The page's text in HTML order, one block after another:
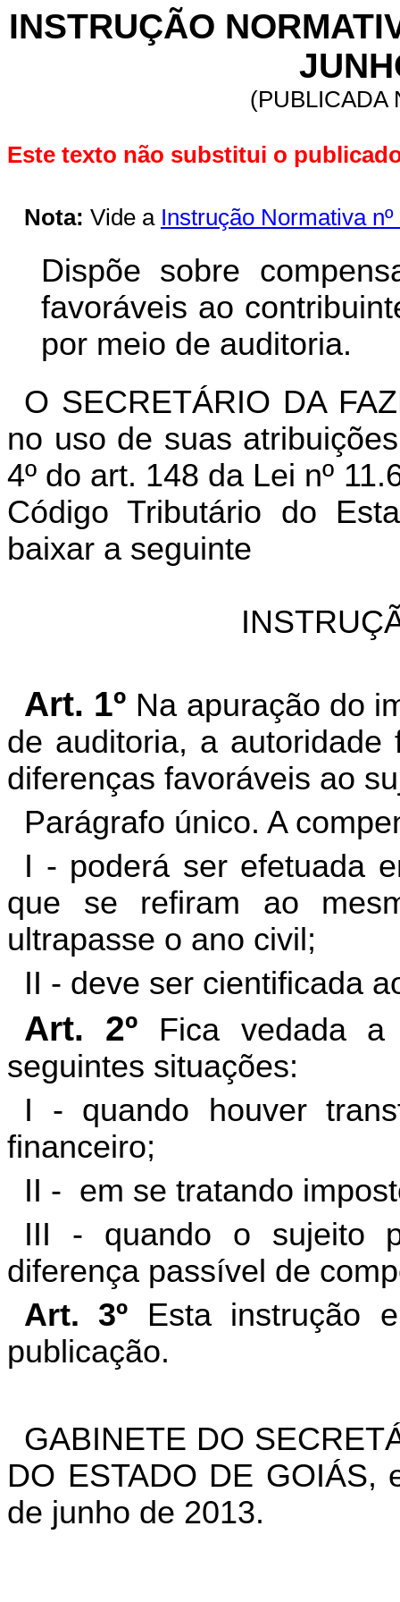
INSTRUÇÃO
(PUBLICADA
Este texto não substitui o
Nota: Vide a Instrução Normativa
Dispõe sobre
favoráveis ao
por meio de auditoria.
O SECRETÁRIO DA
no uso de suas
4º do art. 148 da Lei nº
Código Tributário do
baixar a seguinte
Art. 1º Na apuração do
de auditoria, a autoridade
diferenças favoráveis ao
Parágrafo único. A
I - poderá ser efetuada
que se refiram ao
ultrapasse o ano civil;
II - deve ser cientificada
Art. 2º
Fica vedada a
seguintes situações:
I - quando houver
financeiro;
II - em se tratando
III - quando o sujeito
diferença passível de
Art. 3º Esta instrução
publicação.
GABINETE DO
DO ESTADO DE GOIÁS,
de junho de 2013.